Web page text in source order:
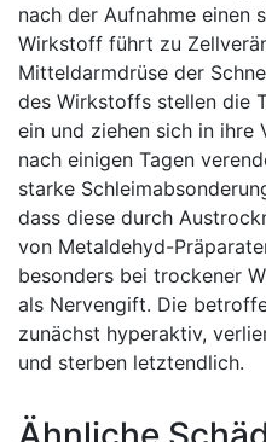
nach der Aufnahme einen
Wirkstoff führt zu
Mitteldarmdrüse der
des Wirkstoffs stellen die
ein und ziehen sich in ihre
nach einigen Tagen
starke
dass diese durch
von Metaldehyd-
besonders bei trockener
als Nervengift. Die
zunächst hyperaktiv,
und sterben letztendlich.